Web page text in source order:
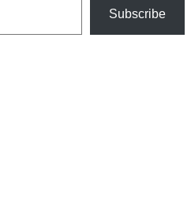
Subscribe